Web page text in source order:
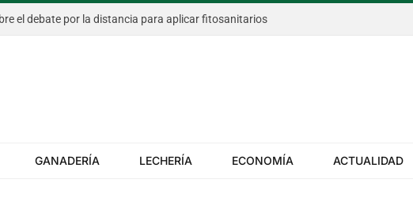
el debate por la distancia para aplicar fitosanitarios
GANADERÍA LECHERÍA ECONOMÍA ACTUALIDAD